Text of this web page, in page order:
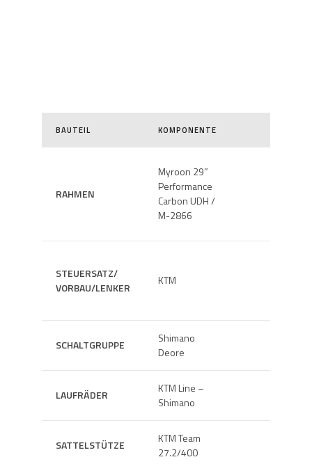
BAUTEIL KOMPONENTE
RAHMEN
Myroon 29″
Performance
Carbon UDH /
M-2866
STEUERSATZ/
VORBAU/LENKER
KTM
SCHALTGRUPPE
Shimano
Deore
LAUFRÄDER
KTM Line –
Shimano
SATTELSTÜTZE
KTM Team
27.2/400